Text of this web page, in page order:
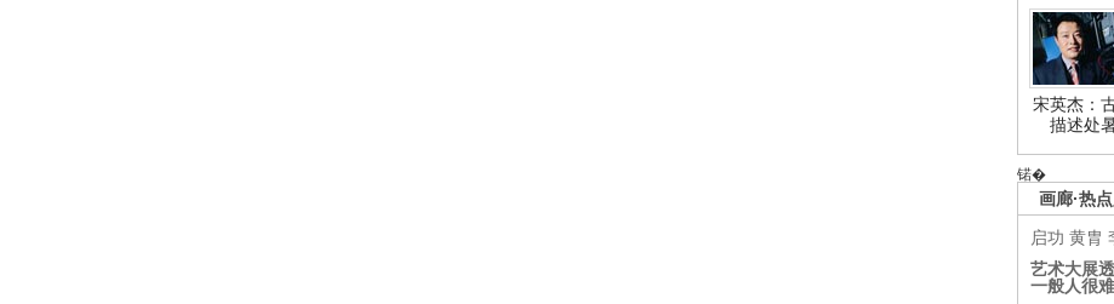
宋英杰：
描述处
锘�
画廊·热
启功 黄胄
艺术大展
一般人很